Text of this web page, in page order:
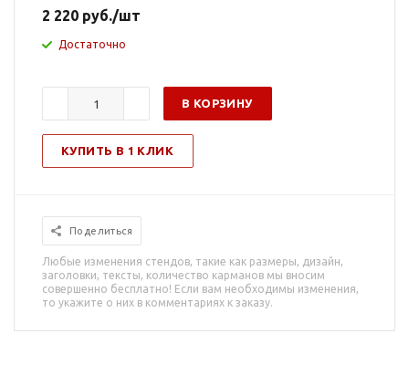
2 220 руб./шт
Достаточно
В КОРЗИНУ
КУПИТЬ В 1 КЛИК
Поделиться
Любые изменения стендов, такие как размеры, дизайн,
заголовки, тексты, количество карманов мы вносим
совершенно бесплатно! Если вам необходимы изменения,
то укажите о них в комментариях к заказу.